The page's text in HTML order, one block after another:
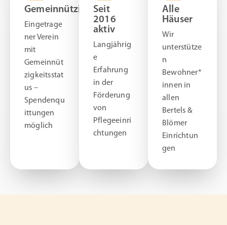
Gemeinnützig
Eingetrage
ner Verein
mit
Gemeinnüt
zigkeitsstat
us –
Spendenqu
ittungen
möglich
Seit
2016
aktiv
Langjährig
e
Erfahrung
in der
Förderung
von
Pflegeeinri
chtungen
Alle
Häuser
Wir
unterstütze
n
Bewohner*
innen in
allen
Bertels &
Blömer
Einrichtun
gen